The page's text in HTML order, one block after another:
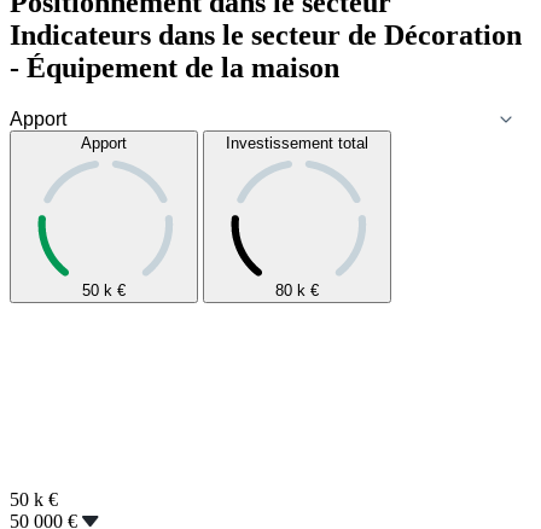
Indicateurs dans le secteur de Décoration
- Équipement de la maison
Apport
50 k €
Investissement total
80 k €
50 k €
50 000 €